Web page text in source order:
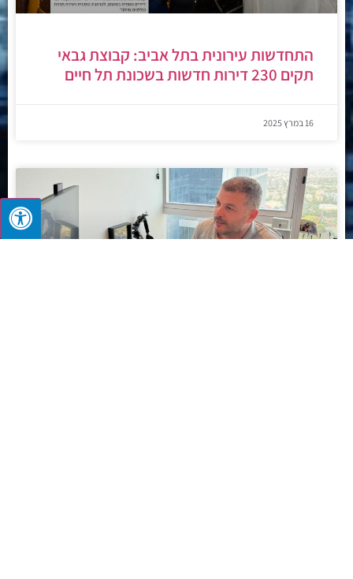
התחדשות עירונית בתל אביב: קבוצת גבאי
תקים 230 דירות חדשות בשכונת תל חיים
16 במרץ 2025